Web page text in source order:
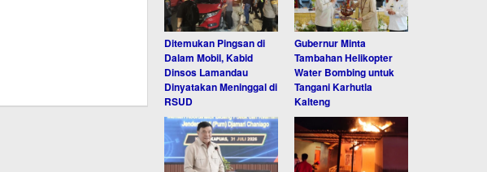
Ditemukan Pingsan di
Dalam Mobil, Kabid
Dinsos Lamandau
Dinyatakan Meninggal di
RSUD
Gubernur Minta
Tambahan Helikopter
Water Bombing untuk
Tangani Karhutla
Kalteng